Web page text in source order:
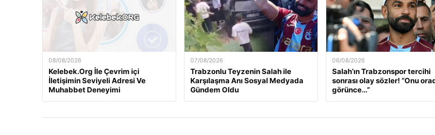
08/08/2026
Kelebek.Org İle Çevrim içi
İletişimin Seviyeli Adresi Ve
Muhabbet Deneyimi
07/08/2026
Trabzonlu Teyzenin Salah ile
Karşılaşma Anı Sosyal Medyada
Gündem Oldu
06/08/2026
Salah’ın Trabzonspor tercihi
sonrası olay sözler! “Onu
görünce…”